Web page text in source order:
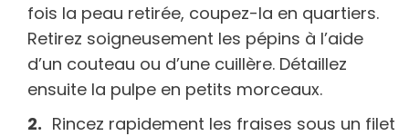
fois la peau retirée, coupez-la en quartiers.
Retirez soigneusement les pépins à l’aide
d’un couteau ou d’une cuillère. Détaillez
ensuite la pulpe en petits morceaux.
Rincez rapidement les fraises sous un filet